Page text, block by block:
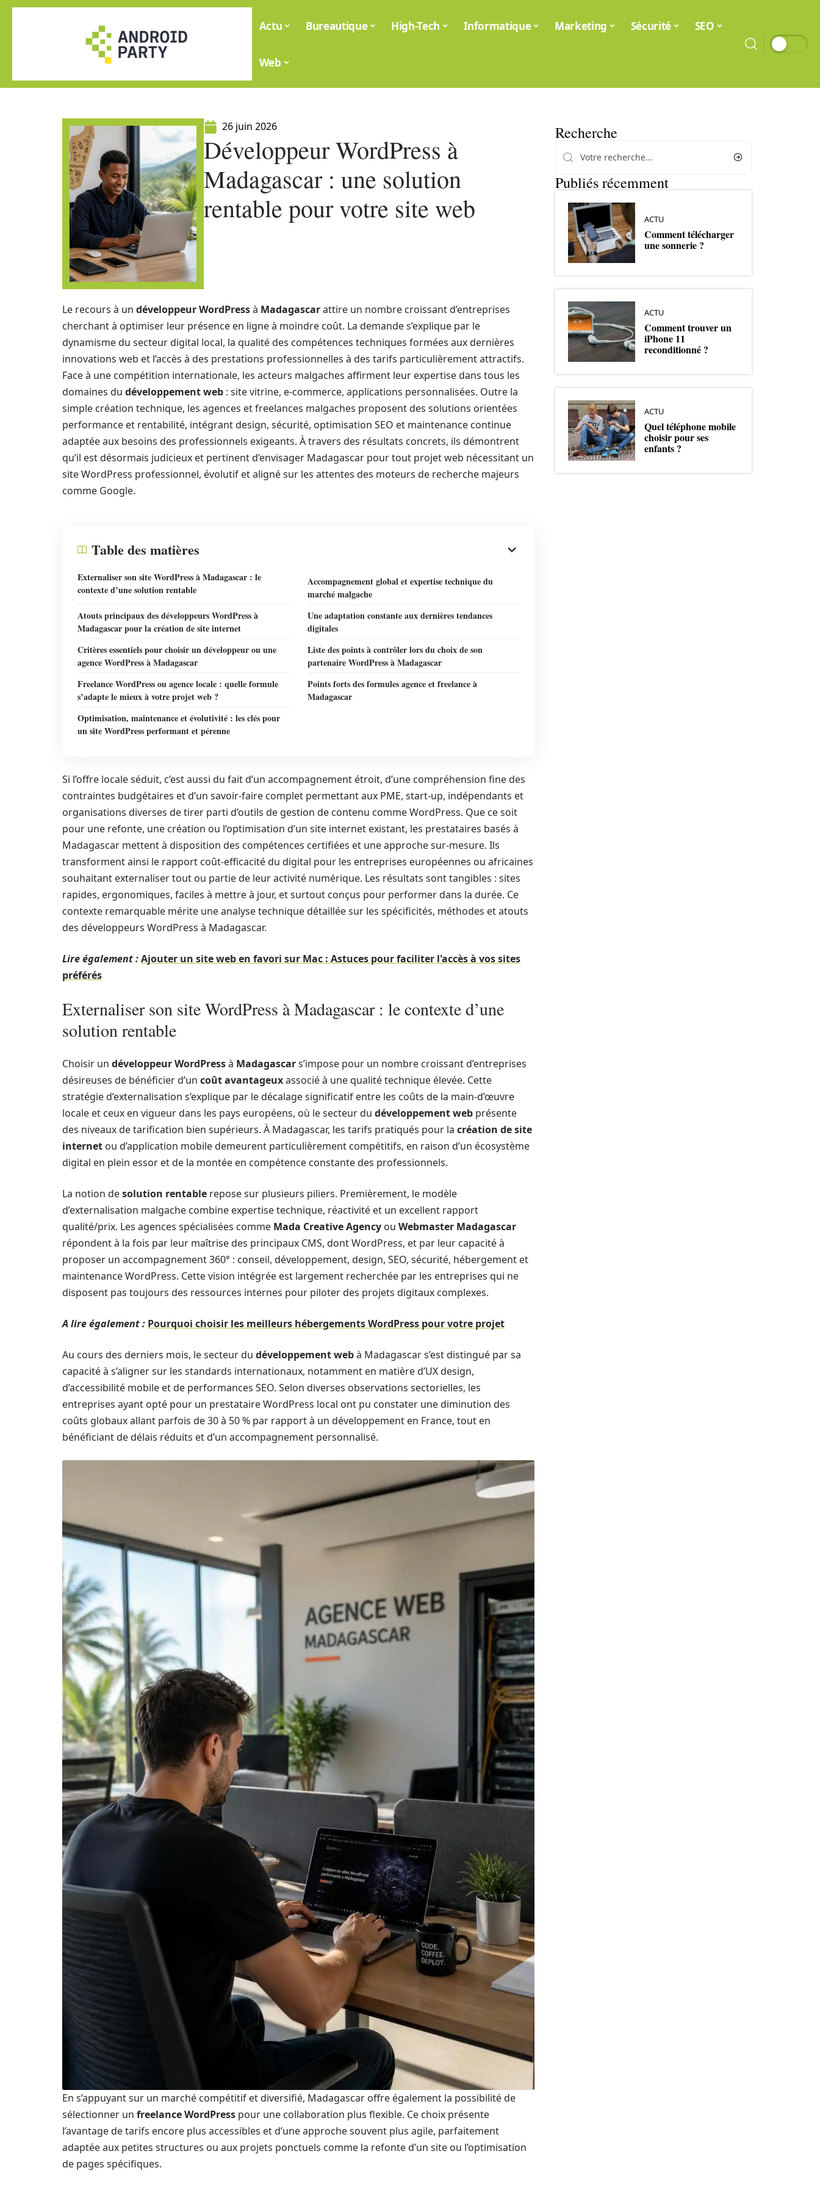
Actu Bureautique High-Tech Informatique Marketing Sécurité SEO
Web
26 juin 2026
Développeur WordPress à
Madagascar : une solution
rentable pour votre site web
Le recours à un développeur WordPressà Madagascarattire un nombre croissant d’entreprises
cherchant à optimiser leur présence en ligne à moindre coût. La demande s’explique par le
dynamisme du secteur digital local, la qualité des compétences techniques formées aux dernières
innovations web et l’accès à des prestations professionnelles à des tarifs particulièrement attractifs.
Face à une compétition internationale, les acteurs malgaches affirment leur expertise dans tous les
domaines du développement web : site vitrine, e-commerce, applications personnalisées. Outre la
simple création technique, les agences et freelances malgaches proposent des solutions orientées
performance et rentabilité, intégrant design, sécurité, optimisation SEO et maintenance continue
adaptée aux besoins des professionnels exigeants. À travers des résultats concrets, ils démontrent
qu’il est désormais judicieux et pertinent d’envisager Madagascar pour tout projet web nécessitant un
site WordPress professionnel, évolutif et aligné sur les attentes des moteurs de recherche majeurs
comme Google.
Table des matières
Externaliser son site WordPress à Madagascar : le
contexte d’une solution rentable
Accompagnement global et expertise technique du
marché malgache
Atouts principaux des développeurs WordPress à
Madagascar pour la création de site internet
Une adaptation constante aux dernières tendances
digitales
Critères essentiels pour choisir un développeur ou une
agence WordPress à Madagascar
Liste des points à contrôler lors du choix de son
partenaire WordPress à Madagascar
Freelance WordPress ou agence locale : quelle formule
s’adapte le mieux à votre projet web ?
Points forts des formules agence et freelance à
Madagascar
Optimisation, maintenance et évolutivité : les clés pour
un site WordPress performant et pérenne
Si l’offre locale séduit, c’est aussi du fait d’un accompagnement étroit, d’une compréhension fine des
contraintes budgétaires et d’un savoir-faire complet permettant aux PME, start-up, indépendants et
organisations diverses de tirer parti d’outils de gestion de contenu comme WordPress. Que ce soit
pour une refonte, une création ou l’optimisation d’un site internet existant, les prestataires basés à
Madagascar mettent à disposition des compétences certifiées et une approche sur-mesure. Ils
transforment ainsi le rapport coût-efficacité du digital pour les entreprises européennes ou africaines
souhaitant externaliser tout ou partie de leur activité numérique. Les résultats sont tangibles : sites
rapides, ergonomiques, faciles à mettre à jour, et surtout conçus pour performer dans la durée. Ce
contexte remarquable mérite une analyse technique détaillée sur les spécificités, méthodes et atouts
des développeurs WordPress à Madagascar.
Lire également :Ajouter un site web en favori sur Mac : Astuces pour faciliter l'accès à vos sites
préférés
Externaliser son site WordPress à Madagascar : le contexte d’une
solution rentable
Choisir un développeur WordPressà Madagascars’impose pour un nombre croissant d’entreprises
désireuses de bénéficier d’un coût avantageuxassocié à une qualité technique élevée. Cette
stratégie d’externalisation s’explique par le décalage significatif entre les coûts de la main-d’œuvre
locale et ceux en vigueur dans les pays européens, où le secteur du développement web présente
des niveaux de tarification bien supérieurs. À Madagascar, les tarifs pratiqués pour la création de site
internet ou d’application mobile demeurent particulièrement compétitifs, en raison d’un écosystème
digital en plein essor et de la montée en compétence constante des professionnels.
La notion desolution rentable repose sur plusieurs piliers. Premièrement, le modèle
d’externalisation malgache combine expertise technique, réactivité et un excellent rapport
qualité/prix. Les agences spécialisées comme Mada Creative Agency ou Webmaster Madagascar
répondent à la fois par leur maîtrise des principaux CMS, dont WordPress, et par leur capacité à
proposer un accompagnement 360° : conseil, développement, design, SEO, sécurité, hébergement et
maintenance WordPress. Cette vision intégrée est largement recherchée par les entreprises qui ne
disposent pas toujours des ressources internes pour piloter des projets digitaux complexes.
A lire également : Pourquoi choisir les meilleurs hébergements WordPress pour votre projet
Au cours des derniers mois, le secteur du développement webà Madagascar s’est distingué par sa
capacité à s’aligner sur les standards internationaux, notamment en matière d’UX design,
d’accessibilité mobile et de performances SEO. Selon diverses observations sectorielles, les
entreprises ayant opté pour un prestataire WordPress local ont pu constater une diminution des
coûts globaux allant parfois de 30 à 50 % par rapport à un développement en France, tout en
bénéficiant de délais réduits et d’un accompagnement personnalisé.
En s’appuyant sur un marché compétitif et diversifié, Madagascar offre également la possibilité de
sélectionner un freelance WordPress pour une collaboration plus flexible. Ce choix présente
l’avantage de tarifs encore plus accessibles et d’une approche souvent plus agile, parfaitement
adaptée aux petites structures ou aux projets ponctuels comme la refonte d’un site ou l’optimisation
de pages spécifiques.
Recherche
Publiés récemment
ACTU
Comment télécharger
une sonnerie ?
ACTU
Comment trouver un
iPhone 11
reconditionné ?
ACTU
Quel téléphone mobile
choisir pour ses
enfants ?